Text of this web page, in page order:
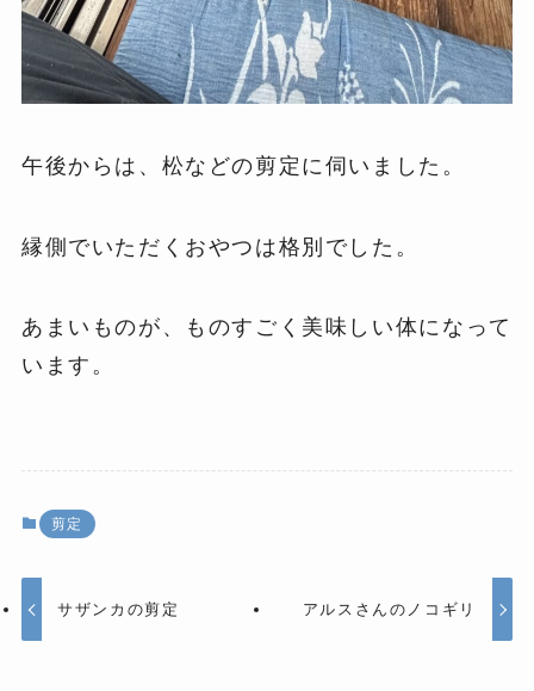
午後からは、松などの剪定に伺いました。
縁側でいただくおやつは格別でした。
あまいものが、ものすごく美味しい体になって
います。
剪定
サザンカの剪定 アルスさんのノコギリ